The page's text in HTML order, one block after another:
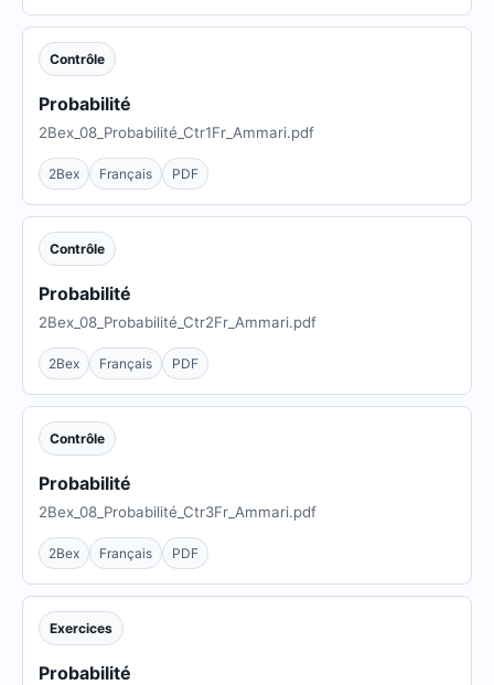
Contrôle
Probabilité
2Bex_08_Probabilité_Ctr1Fr_Ammari.pdf
2Bex Français PDF
Contrôle
Probabilité
2Bex_08_Probabilité_Ctr2Fr_Ammari.pdf
2Bex Français PDF
Contrôle
Probabilité
2Bex_08_Probabilité_Ctr3Fr_Ammari.pdf
2Bex Français PDF
Exercices
Probabilité